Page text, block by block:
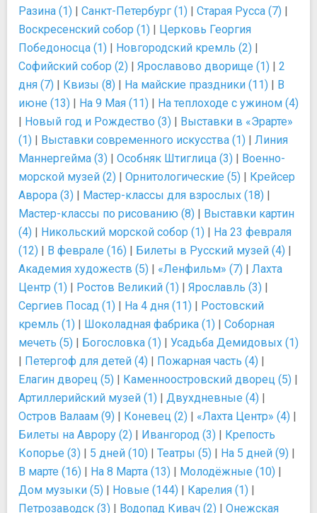
Разина (1) | Санкт-Петербург (1) | Старая Русса (7) |
Воскресенский собор (1) | Церковь Георгия
Победоносца (1) | Новгородский кремль (2) |
Софийский собор (2) | Ярославово дворище (1) | 2
дня (7) | Квизы (8) | На майские праздники (11) | В
июне (13) | На 9 Мая (11) | На теплоходе с ужином (4)
| Новый год и Рождество (3) | Выставки в «Эрарте»
(1) | Выставки современного искусства (1) | Линия
Маннергейма (3) | Особняк Штиглица (3) | Военно-
морской музей (2) | Орнитологические (5) | Крейсер
Аврора (3) | Мастер-классы для взрослых (18) |
Мастер-классы по рисованию (8) | Выставки картин
(4) | Никольский морской собор (1) | На 23 февраля
(12) | В феврале (16) | Билеты в Русский музей (4) |
Академия художеств (5) | «Ленфильм» (7) | Лахта
Центр (1) | Ростов Великий (1) | Ярославль (3) |
Сергиев Посад (1) | На 4 дня (11) | Ростовский
кремль (1) | Шоколадная фабрика (1) | Соборная
мечеть (5) | Богословка (1) | Усадьба Демидовых (1)
| Петергоф для детей (4) | Пожарная часть (4) |
Елагин дворец (5) | Каменноостровский дворец (5) |
Артиллерийский музей (1) | Двухдневные (4) |
Остров Валаам (9) | Коневец (2) | «Лахта Центр» (4) |
Билеты на Аврору (2) | Ивангород (3) | Крепость
Копорье (3) | 5 дней (10) | Театры (5) | На 5 дней (9) |
В марте (16) | На 8 Марта (13) | Молодёжные (10) |
Дом музыки (5) | Новые (144) | Карелия (1) |
Петрозаводск (3) | Водопад Кивач (2) | Онежская